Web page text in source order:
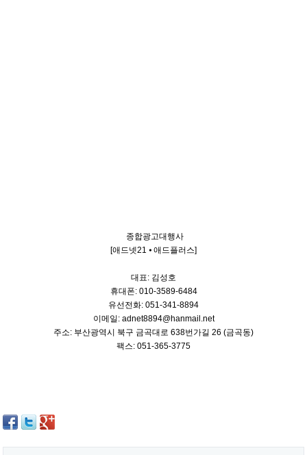
종합광고대행사
[애드넷21 ⦁ 애드플러스]
대표: 김성호
휴대폰: 010-3589-6484
유선전화: 051-341-8894
이메일: adnet8894@hanmail.net
주소: 부산광역시 북구 금곡대로 638번가길 26 (금곡동)
팩스: 051-365-3775